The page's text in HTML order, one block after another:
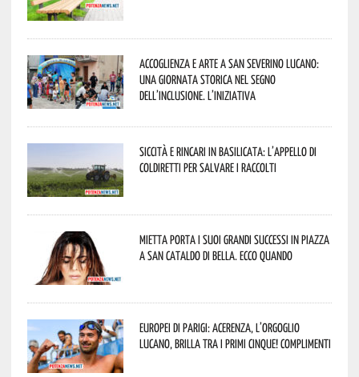
Accoglienza e arte a San Severino Lucano:
una giornata storica nel segno
dell’inclusione. L’iniziativa
Siccità e rincari in Basilicata: l’appello di
Coldiretti per salvare i raccolti
Mietta porta i suoi grandi successi in piazza
a San Cataldo di Bella. Ecco quando
Europei di Parigi: Acerenza, l’orgoglio
lucano, brilla tra i primi cinque! Complimenti